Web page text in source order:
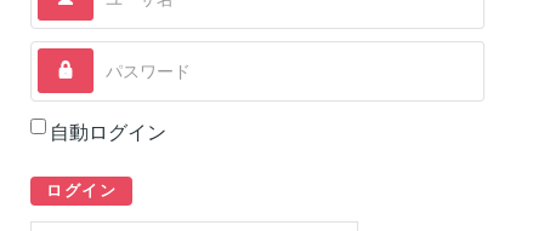
パスワード
自動ログイン
ログイン